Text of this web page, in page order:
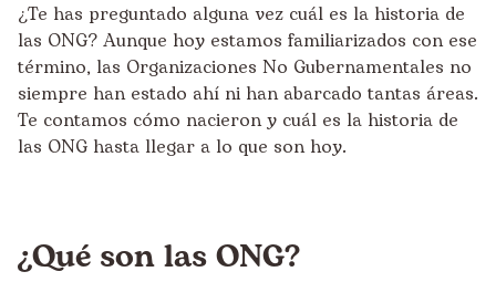
¿Te has preguntado alguna vez cuál es la historia de
las ONG? Aunque hoy estamos familiarizados con ese
término, las Organizaciones No Gubernamentales no
siempre han estado ahí ni han abarcado tantas áreas.
Te contamos cómo nacieron y cuál es la historia de
las ONG hasta llegar a lo que son hoy.
¿Qué son las ONG?